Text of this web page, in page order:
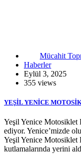
Mücahit
Haberler
Eylül 3, 2025
355 views
YEŞİL YENİCE
Yeşil Yenice Motosiklet
ediyor. Yenice’mizde
Yeşil Yenice Motosiklet
kutlamalarında yerini